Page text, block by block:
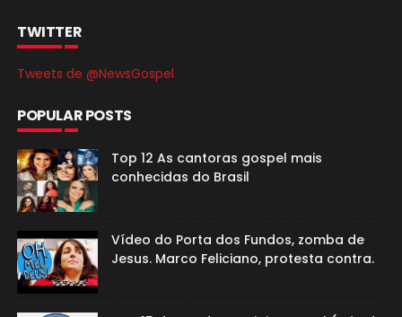
TWITTER
Tweets de @NewsGospel
POPULAR POSTS
Top 12 As cantoras gospel mais
conhecidas do Brasil
Vídeo do Porta dos Fundos, zomba de
Jesus. Marco Feliciano, protesta contra.